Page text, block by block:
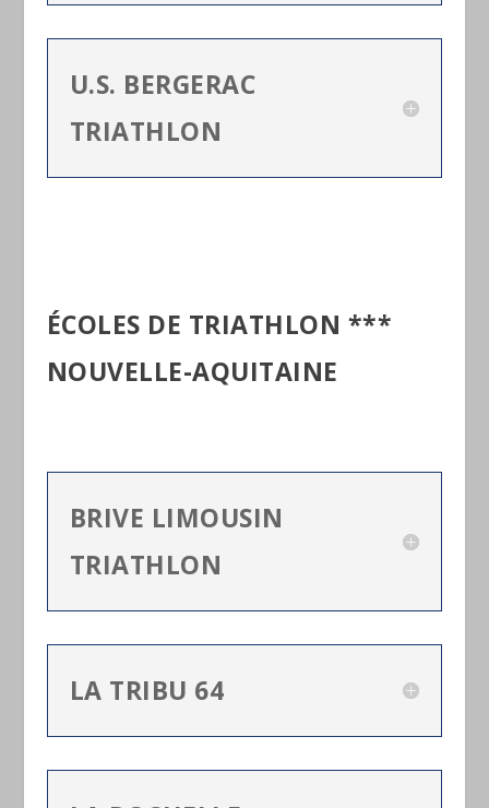
U.S. BERGERAC
TRIATHLON
ÉCOLES DE TRIATHLON ***
NOUVELLE-AQUITAINE
BRIVE LIMOUSIN
TRIATHLON
LA TRIBU 64